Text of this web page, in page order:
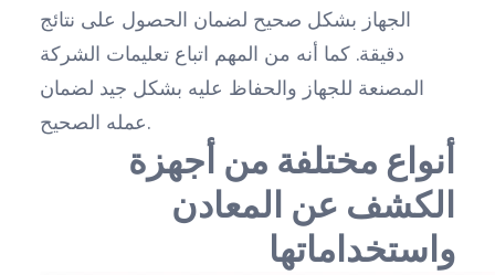
الجهاز بشكل صحيح لضمان الحصول على نتائج
دقيقة. كما أنه من المهم اتباع تعليمات الشركة
المصنعة للجهاز والحفاظ عليه بشكل جيد لضمان
عمله الصحيح.
أنواع مختلفة من أجهزة
الكشف عن المعادن
واستخداماتها